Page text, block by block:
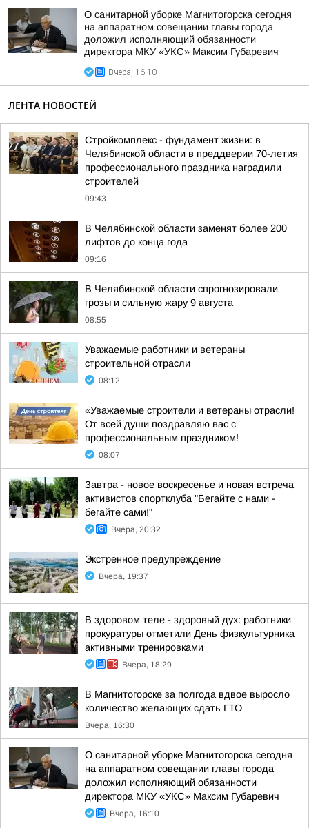
О санитарной уборке Магнитогорска сегодня
на аппаратном совещании главы города
доложил исполняющий обязанности
директора МКУ «УКС» Максим Губаревич
Вчера, 16:10
ЛЕНТА НОВОСТЕЙ
Стройкомплекс - фундамент жизни: в
Челябинской области в преддверии 70-летия
профессионального праздника наградили
строителей
09:43
В Челябинской области заменят более 200
лифтов до конца года
09:16
В Челябинской области спрогнозировали
грозы и сильную жару 9 августа
08:55
Уважаемые работники и ветераны
строительной отрасли
08:12
«Уважаемые строители и ветераны отрасли!
От всей души поздравляю вас с
профессиональным праздником!
08:07
Завтра - новое воскресенье и новая встреча
активистов спортклуба "Бегайте с нами -
бегайте сами!"
Вчера, 20:32
Экстренное предупреждение
Вчера, 19:37
В здоровом теле - здоровый дух: работники
прокуратуры отметили День физкультурника
активными тренировками
Вчера, 18:29
В Магнитогорске за полгода вдвое выросло
количество желающих сдать ГТО
Вчера, 16:30
О санитарной уборке Магнитогорска сегодня
на аппаратном совещании главы города
доложил исполняющий обязанности
директора МКУ «УКС» Максим Губаревич
Вчера, 16:10